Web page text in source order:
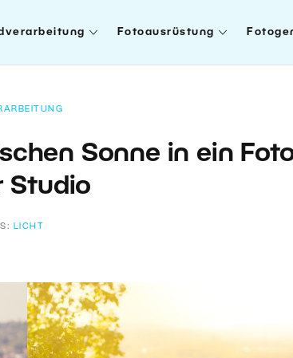
Fotoausrüstung
Sonne in ein
Studio
LICHT